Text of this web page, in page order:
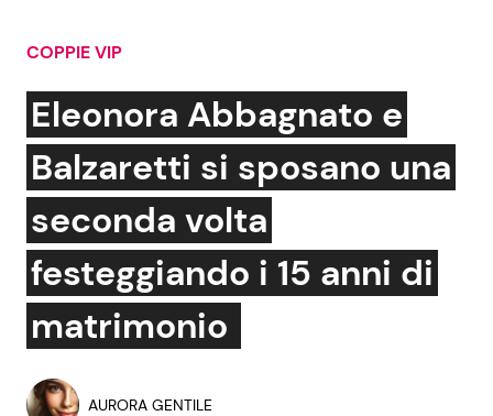
Cerca:
News e Cronaca
Attualità Italiana
Dal Mondo
Economia
Persone Scomparse
Gossip e TV
Bellezze VIP
Coppie VIP
COPPIE VIP
Eleonora Abbagnato e
Balzaretti si sposano una
seconda volta
festeggiando i 15 anni di
matrimonio
AURORA GENTILE